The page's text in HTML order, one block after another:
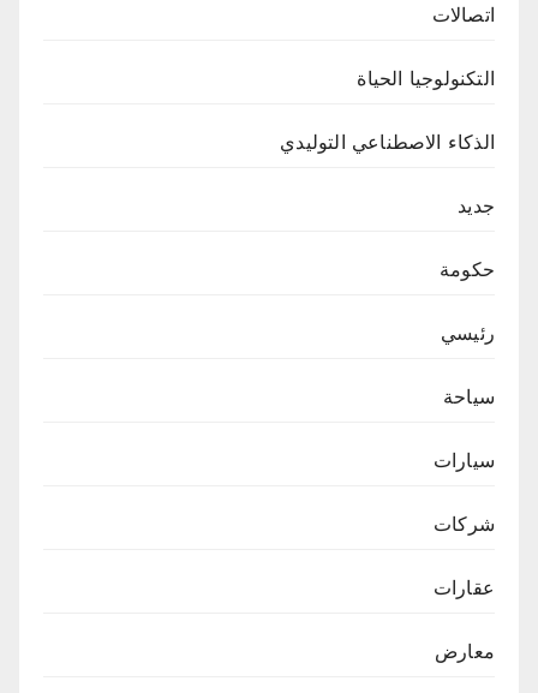
اتصالات
التكنولوجيا الحياة
الذكاء الاصطناعي التوليدي
جديد
حكومة
رئيسي
سياحة
سيارات
شركات
عقارات
معارض